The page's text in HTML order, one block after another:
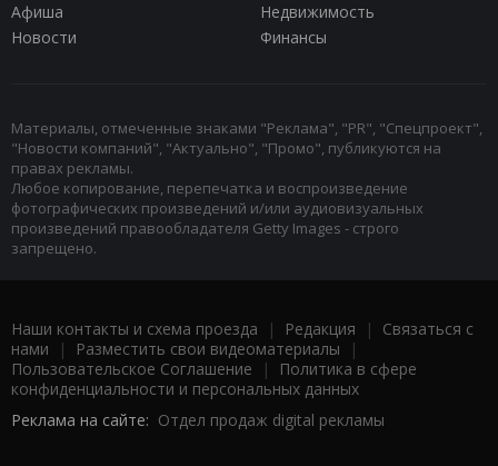
Афиша
Недвижимость
Новости
Финансы
Материалы, отмеченные знаками "Реклама", "PR", "Спецпроект",
"Новости компаний", "Актуально", "Промо", публикуются на
правах рекламы.
Любое копирование, перепечатка и воспроизведение
фотографических произведений и/или аудиовизуальных
произведений правообладателя Getty Images - строго
запрещено.
Наши контакты и схема проезда | Редакция | Связаться с
нами | Разместить свои видеоматериалы |
Пользовательское Соглашение |
Политика в сфере
конфиденциальности и персональных данных
Реклама на сайте: Отдел продаж digital рекламы